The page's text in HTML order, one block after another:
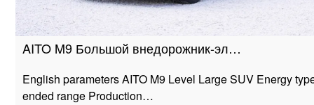
AITO M9 Большой внедорожник-эл…
English parameters AITO M9 Level Large SUV Energy
ended range Production…